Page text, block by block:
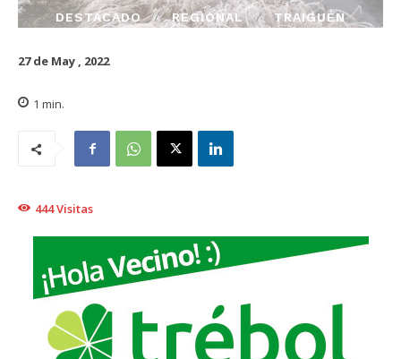
DESTACADO REGIONAL TRAIGUÉN
27 de May , 2022
1 min.
444Visitas